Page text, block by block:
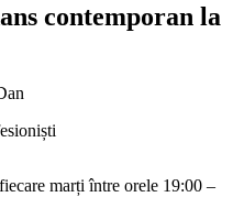
contemporan la
marți între orele 19:00 –